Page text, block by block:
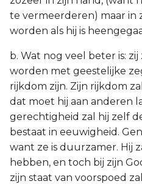
te vermeerderen) maar in
worden als hij is
b. Wat nog veel beter is:
worden met geestelijke
rijkdom zijn. Zijn rijkdom
dat moet hij aan anderen
gerechtigheid zal hij zelf
bestaat in eeuwigheid.
want ze is duurzamer. Hij
hebben, en toch bij zijn
zijn staat van voorspoed